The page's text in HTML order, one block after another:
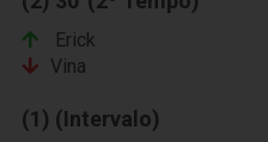
Erick
Vina
(1) (Intervalo)